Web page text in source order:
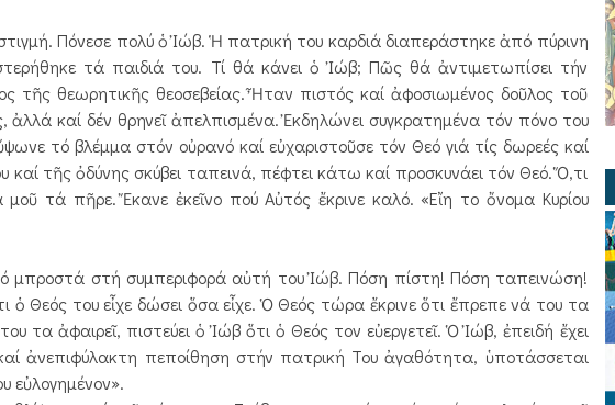
Πόνεσε πολύ ὁ Ἰώβ. Ἡ πατρική του καρδιά διαπεράστηκε ἀπό πύρινη
τά παιδιά του. Τί θά κάνει ὁ Ἰώβ; Πῶς θά ἀντιμετωπίσει τήν
θεωρητικῆς θεοσεβείας. Ἦταν πιστός καί ἀφοσιωμένος δοῦλος τοῦ
ἀλλά καί δέν θρηνεῖ ἀπελπισμένα. Ἐκδηλώνει συγκρατημένα τόν πόνο του
τό βλέμμα στόν οὐρανό καί εὐχαριστοῦσε τόν Θεό γιά τίς δωρεές καί
καί τῆς ὀδύνης σκύβει ταπεινά, πέφτει κάτω καί προσκυνάει τόν Θεό. Ὅ,τι
τά πῆρε. Ἔκανε ἐκεῖνο πού Αὐτός ἔκρινε καλό. «Εἴη το ὄνομα Κυρίου
μπροστά στή συμπεριφορά αὐτή του Ἰώβ. Πόση πίστη! Πόση ταπεινώση!
ὁ Θεός του εἶχε δώσει ὅσα εἶχε. Ὁ Θεός τώρα ἔκρινε ὅτι ἔπρεπε νά του τα
τα ἀφαιρεῖ, πιστεύει ὁ Ἰώβ ὅτι ὁ Θεός τον εὐεργετεῖ. Ὁ Ἰώβ, ἐπειδή ἔχει
ἀνεπιφύλακτη πεποίθηση στήν πατρική Του ἀγαθότητα, ὑποτάσσεται
εὐλογημένον».